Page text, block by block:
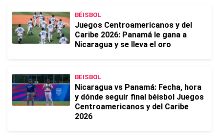
BÉISBOL
Juegos Centroamericanos y del
Caribe 2026: Panamá le gana a
Nicaragua y se lleva el oro
BEISBOL
Nicaragua vs Panamá: Fecha, hora
y dónde seguir final béisbol Juegos
Centroamericanos y del Caribe
2026